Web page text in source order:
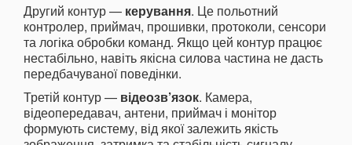
Другий контур — керування. Це польотний
контролер, приймач, прошивки, протоколи, сенсори
та логіка обробки команд. Якщо цей контур працює
нестабільно, навіть якісна силова частина не дасть
передбачуваної поведінки.
Третій контур — відеозв’язок. Камера,
відеопередавач, антени, приймач і монітор
формують систему, від якої залежить якість